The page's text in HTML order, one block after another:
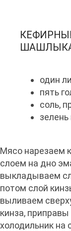
один
пять
соль,
зелень
Мясо нарезаем
слоем на дно
выкладываем
потом слой
выливаем
кинза,
холодильник на